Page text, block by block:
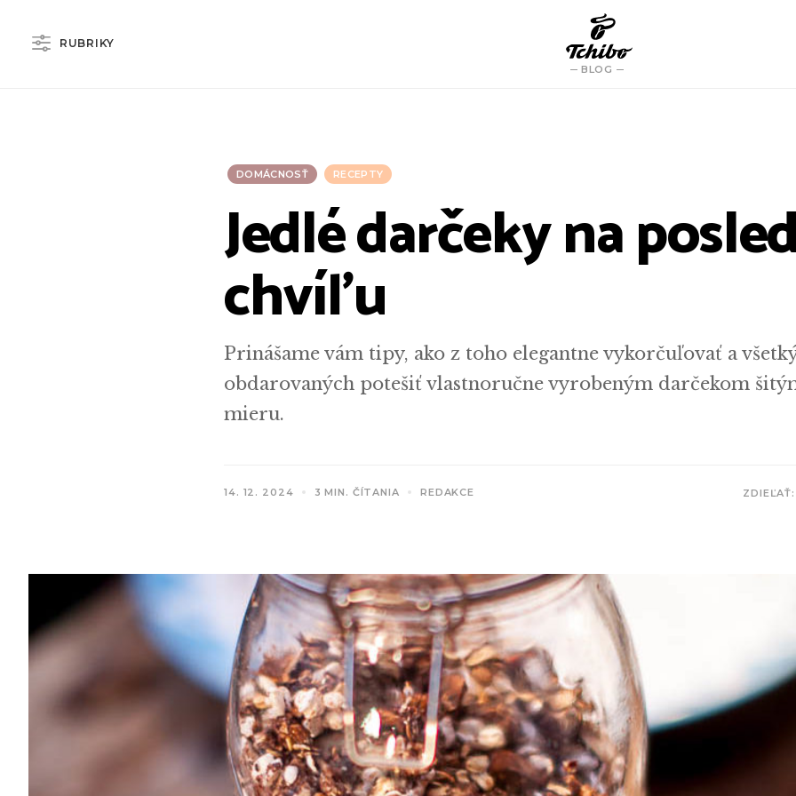
RUBRIKY
BLOG
DOMÁCNOSŤ RECEPTY
Jedlé darčeky na
chvíľu
Prinášame vám tipy, ako z toho elegantne vykorčuľovať a
obdarovaných potešiť vlastnoručne vyrobeným darčekom
mieru.
14. 12. 2024 3 MIN. ČÍTANIA REDAKCE